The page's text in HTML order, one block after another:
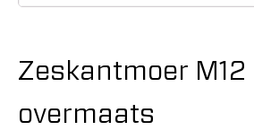
Zeskantmoer M12
overmaats